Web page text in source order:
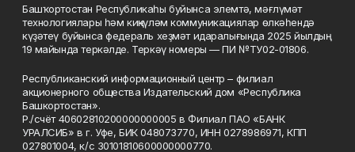
Башҡортостан Республикаһы буйынса элемтә, мәғлүмәт
технологиялары һәм киңкүләм коммуникациялар өлкәһендә
күҙәтеү буйынса федераль хеҙмәт идаралығында 2025 йылдың
19 майында теркәлде. Теркәү номеры — ПИ №ТУ02-01806.
Республиканский информационный центр – филиал
акционерного общества Издательский дом «Республика
Башкортостан».
Р./счёт 40602810200000000005 в Филиал ПАО «БАНК
УРАЛСИБ» в г. Уфе, БИК 048073770, ИНН 0278986971, КПП
027801004, к/с 30101810600000000770.